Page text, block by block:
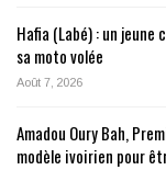
Hafia (Labé) : un
sa moto volée
Août 7, 2026
Amadou Oury Bah,
modèle ivoirien pour